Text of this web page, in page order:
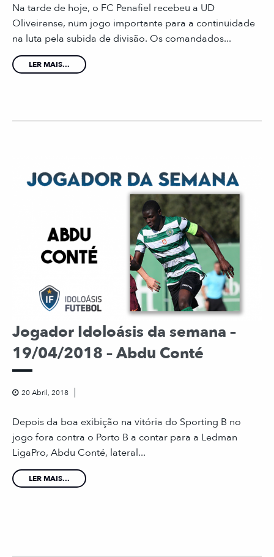
Na tarde de hoje, o FC Penafiel recebeu a UD
Oliveirense, num jogo importante para a continuidade
na luta pela subida de divisão. Os comandados...
LER MAIS...
Jogador Idoloásis da semana –
19/04/2018 – Abdu Conté
20 Abril, 2018
Depois da boa exibição na vitória do Sporting B no
jogo fora contra o Porto B a contar para a Ledman
LigaPro, Abdu Conté, lateral...
LER MAIS...